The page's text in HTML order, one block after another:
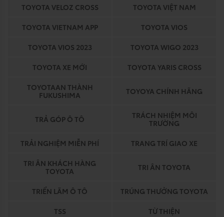
TOYOTA VELOZ CROSS
TOYOTA VIỆT NAM
TOYOTA VIETNAM APP
TOYOTA VIOS
TOYOTA VIOS 2023
TOYOTA WIGO 2023
TOYOTA XE MỚI
TOYOTA YARIS CROSS
TOYOTAAN THÀNH
FUKUSHIMA
TOYOYA CHÍNH HÃNG
TRẢ GÓP Ô TÔ
TRÁCH NHIỆM MÔI
TRƯỜNG
TRẢI NGHIỆM MIỄN PHÍ
TRANG TRÍ GIAO XE
TRI ÂN KHÁCH HÀNG
TOYOTA
TRI ÂN TOYOTA
TRIỂN LÃM Ô TÔ
TRÚNG THƯỞNG TOYOTA
TSS
TỪ THIỆN